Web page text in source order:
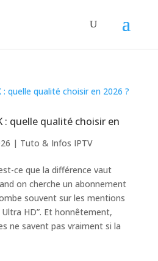
: quelle qualité choisir en
| Tuto & Infos IPTV
ce que la différence vaut
on cherche un abonnement
souvent sur les mentions
Ultra HD”. Et honnêtement,
ne savent pas vraiment si la